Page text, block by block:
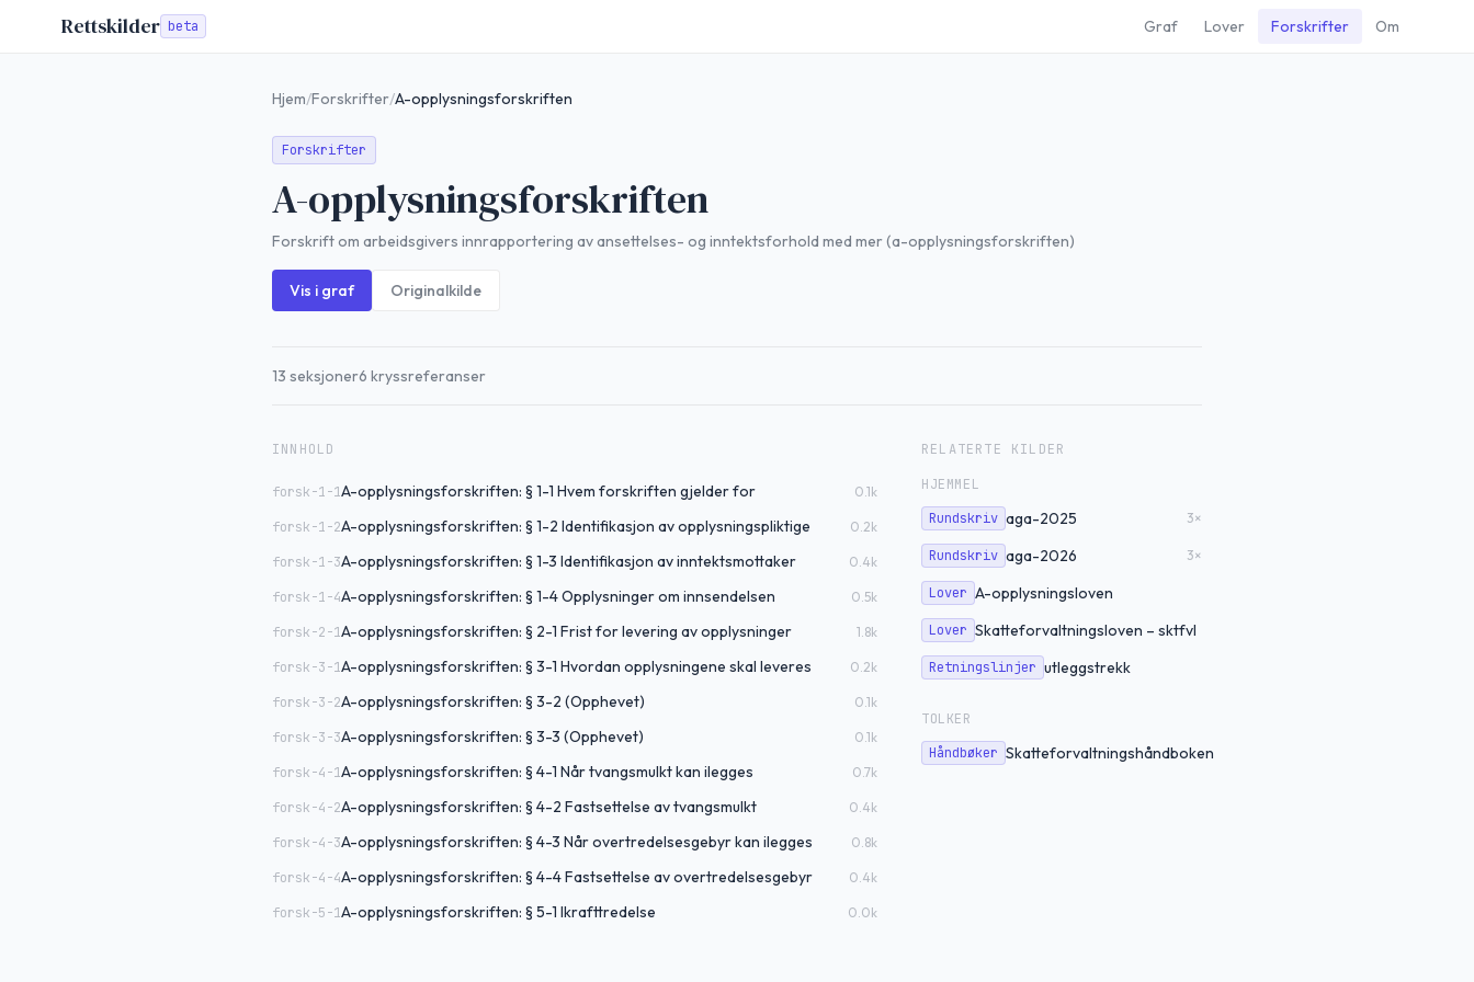
Rettskilder beta Graf Lover Forskrifter Om
Hjem/Forskrifter/A-opplysningsforskriften
Forskrifter
A-opplysningsforskriften
Forskrift om arbeidsgivers innrapportering av ansettelses- og inntektsforhold med mer (a-opplysningsforskriften)
Vis i graf Originalkilde
13 seksjoner6 kryssreferanser
INNHOLD
forsk-1-1A-opplysningsforskriften: § 1-1 Hvem forskriften gjelder for 0.1k
forsk-1-2A-opplysningsforskriften: § 1-2 Identifikasjon av opplysningspliktige 0.2k
forsk-1-3A-opplysningsforskriften: § 1-3 Identifikasjon av inntektsmottaker 0.4k
forsk-1-4A-opplysningsforskriften: § 1-4 Opplysninger om innsendelsen 0.5k
forsk-2-1A-opplysningsforskriften: § 2-1 Frist for levering av opplysninger 1.8k
forsk-3-1A-opplysningsforskriften: § 3-1 Hvordan opplysningene skal leveres 0.2k
forsk-3-2A-opplysningsforskriften: § 3-2 (Opphevet) 0.1k
forsk-3-3A-opplysningsforskriften: § 3-3 (Opphevet) 0.1k
forsk-4-1A-opplysningsforskriften: § 4-1 Når tvangsmulkt kan ilegges 0.7k
forsk-4-2A-opplysningsforskriften: § 4-2 Fastsettelse av tvangsmulkt 0.4k
forsk-4-3A-opplysningsforskriften: § 4-3 Når overtredelsesgebyr kan ilegges 0.8k
forsk-4-4A-opplysningsforskriften: § 4-4 Fastsettelse av overtredelsesgebyr 0.4k
forsk-5-1A-opplysningsforskriften: § 5-1 Ikrafttredelse 0.0k
RELATERTE KILDER
HJEMMEL
Rundskriv aga-2025 3×
Rundskriv aga-2026 3×
Lover A-opplysningsloven
Lover Skatteforvaltningsloven – sktfvl
Retningslinjer utleggstrekk
TOLKER
Håndbøker Skatteforvaltningshåndboken